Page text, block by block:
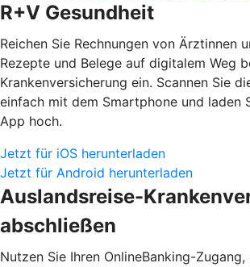
R+V Gesundheit
Reichen Sie Rechnungen von Ärztinnen
Rezepte und Belege auf digitalem Weg
Krankenversicherung ein. Scannen Sie
einfach mit dem Smartphone und laden
App hoch.
Jetzt für iOS herunterladen
Jetzt für Android herunterladen
Auslandsreise-
abschließen
Nutzen Sie Ihren OnlineBanking-